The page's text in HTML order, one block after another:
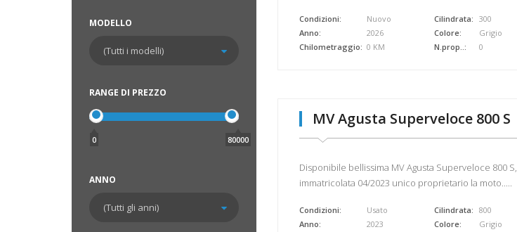
MODELLO
RANGE DI PREZZO
0 80000
ANNO
Condizioni:
Anno:
Chilometraggio:
Nuovo
2026
0 KM
Cilindrata:
Colore:
N.prop..:
300
Grigio
0
MV Agusta Superveloce 800 S
Disponibile bellissima MV Agusta Superveloce 800 S,
immatricolata 04/2023 unico proprietario la moto.....
Condizioni:
Anno:
Usato
2023
Cilindrata:
Colore:
800
Grigio